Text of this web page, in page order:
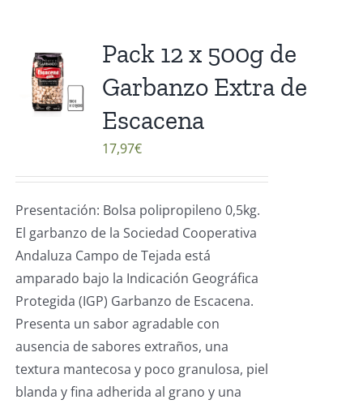
Pack 12 x 500g de
Garbanzo Extra de
Escacena
17,97€
Presentación: Bolsa polipropileno 0,5kg.
El garbanzo de la Sociedad Cooperativa
Andaluza Campo de Tejada está
amparado bajo la Indicación Geográfica
Protegida (IGP) Garbanzo de Escacena.
Presenta un sabor agradable con
ausencia de sabores extraños, una
textura mantecosa y poco granulosa, piel
blanda y fina adherida al grano y una